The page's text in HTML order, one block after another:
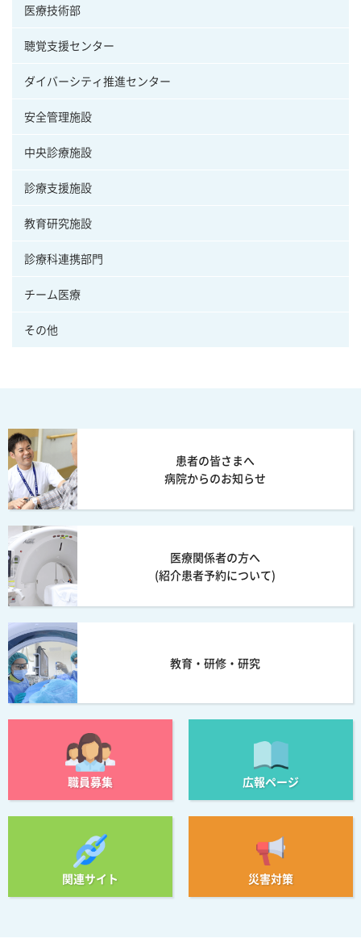
医療技術部
聴覚支援センター
ダイバーシティ推進センター
安全管理施設
中央診療施設
診療支援施設
教育研究施設
診療科連携部門
チーム医療
その他
患者の皆さまへ
病院からのお知らせ
医療関係者の方へ
(紹介患者予約について)
教育・研修・研究
職員募集 広報ページ
関連サイト 災害対策